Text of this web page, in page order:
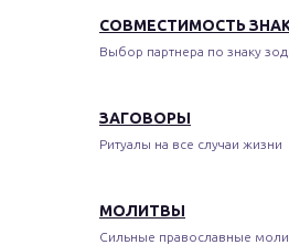
СОВМЕСТИМОСТЬ
Выбор партнера по знаку
ЗАГОВОРЫ
Ритуалы на все случаи жизни
МОЛИТВЫ
Сильные православные